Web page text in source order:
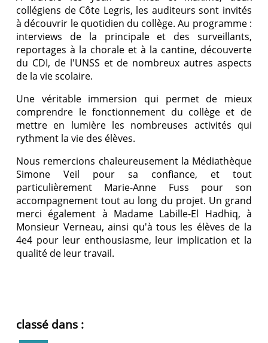
collégiens de Côte Legris, les auditeurs sont invités
à découvrir le quotidien du collège. Au programme :
interviews de la principale et des surveillants,
reportages à la chorale et à la cantine, découverte
du CDI, de l'UNSS et de nombreux autres aspects
de la vie scolaire.
Une véritable immersion qui permet de mieux
comprendre le fonctionnement du collège et de
mettre en lumière les nombreuses activités qui
rythment la vie des élèves.
Nous remercions chaleureusement la Médiathèque
Simone Veil pour sa confiance, et tout
particulièrement Marie-Anne Fuss pour son
accompagnement tout au long du projet. Un grand
merci également à Madame Labille-El Hadhiq, à
Monsieur Verneau, ainsi qu'à tous les élèves de la
4e4 pour leur enthousiasme, leur implication et la
qualité de leur travail.
classé dans :